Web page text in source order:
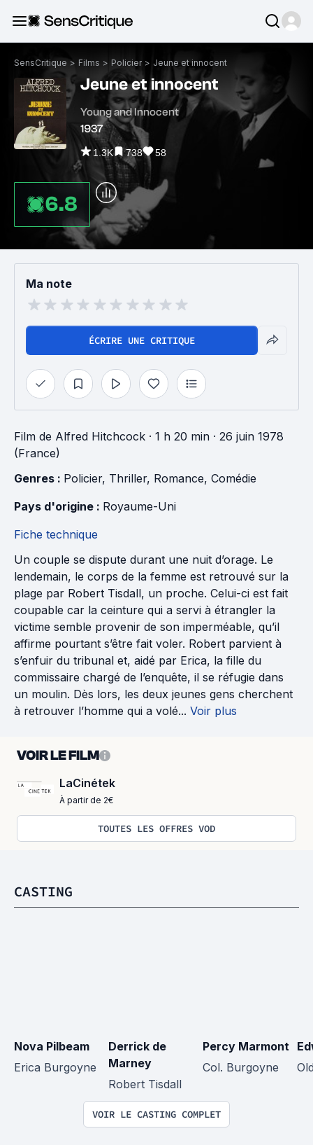
SensCritique > Films > Policier > Jeune et innocent
Jeune et innocent
Young and Innocent
1937
1.3K 738 58
6.8
Ma note
ÉCRIRE UNE CRITIQUE
Film de Alfred Hitchcock · 1 h 20 min · 26 juin 1978
(France)
Genres : Policier, Thriller, Romance, Comédie
Pays d'origine : Royaume-Uni
Fiche technique
Un couple se dispute durant une nuit d’orage. Le
lendemain, le corps de la femme est retrouvé sur la
plage par Robert Tisdall, un proche. Celui-ci est fait
coupable car la ceinture qui a servi à étrangler la
victime semble provenir de son imperméable, qu’il
affirme pourtant s’être fait voler. Robert parvient à
s’enfuir du tribunal et, aidé par Erica, la fille du
commissaire chargé de l’enquête, il se réfugie dans
un moulin. Dès lors, les deux jeunes gens cherchent
à retrouver l’homme qui a volé... Voir plus
VOIR LE FILM
LaCinétek
À partir de 2€
TOUTES LES OFFRES VOD
CASTING
Nova Pilbeam
Erica Burgoyne
Derrick de
Marney
Robert Tisdall
Percy Marmont
Col. Burgoyne
VOIR LE CASTING COMPLET